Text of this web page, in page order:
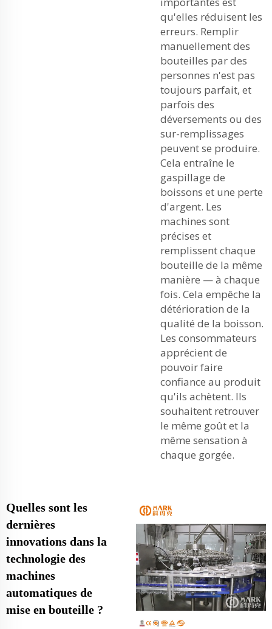
qu'elles réduisent les
erreurs. Remplir
manuellement des
bouteilles par des
personnes n'est pas
toujours parfait, et
parfois des
déversements ou des
sur-remplissages
peuvent se produire.
Cela entraîne le
gaspillage de
boissons et une perte
d'argent. Les
machines sont
précises et
remplissent chaque
bouteille de la même
manière — à chaque
fois. Cela empêche la
détérioration de la
qualité de la boisson.
Les consommateurs
apprécient de
pouvoir faire
confiance au produit
qu'ils achètent. Ils
souhaitent retrouver
le même goût et la
même sensation à
chaque gorgée.
Quelles sont les
dernières
innovations dans la
technologie des
machines
automatiques de
mise en bouteille ?